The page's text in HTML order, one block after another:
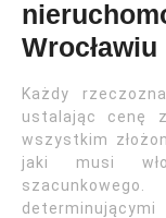
Wrocławiu
Każdy
ustalając cenę
wszystkim
jaki musi